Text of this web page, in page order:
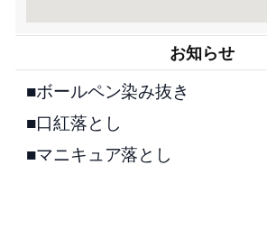
お知らせ
■ボールペン染み抜き
■口紅落とし
■マニキュア落とし